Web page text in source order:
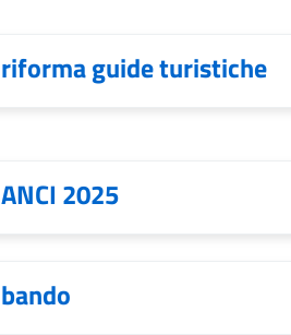
riforma guide turistiche
ANCI 2025
bando